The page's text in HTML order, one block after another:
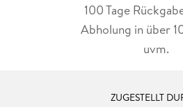
100 Tage
Abholung in über
uvm.
ZUGESTELLT